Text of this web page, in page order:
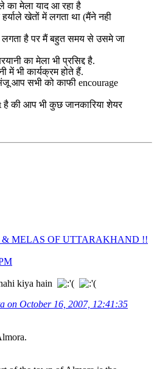
का मेला याद आ रहा है
खेतों में लगता था (मैंने नही
लगता है पर मैं बहुत समय से उसमे जा
का मेला भी प्रसिद्द है.
में भी कार्यक्रम होते हैं.
आप सभी को काफी encourage
है की आप भी कुछ जानकारिया शेयर
& MELAS OF UTTARAKHAND !!
kiya hain
on October 16, 2007, 12:41:35